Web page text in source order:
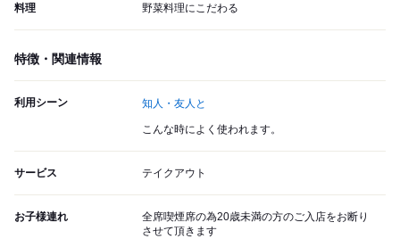
料理 野菜料理にこだわる
特徴・関連情報
利用シーン 知人・友人と
こんな時によく使われます。
サービス テイクアウト
お子様連れ
全席喫煙席の為20歳未満の方のご入店をお断り
させて頂きます